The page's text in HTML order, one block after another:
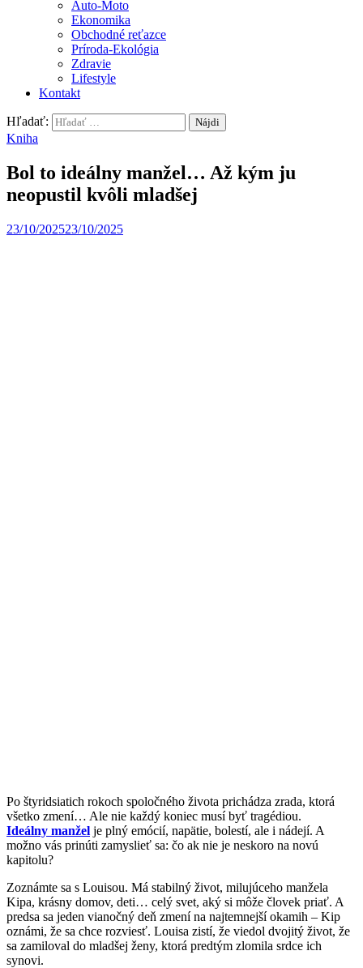
Auto-Moto
Ekonomika
Obchodné reťazce
Príroda-Ekológia
Zdravie
Lifestyle
Kontakt
Hľadať:
Kniha
Bol to ideálny manžel… Až kým ju
neopustil kvôli mladšej
23/10/202523/10/2025
Po štyridsiatich rokoch spoločného života prichádza zrada, ktorá
všetko zmení… Ale nie každý koniec musí byť tragédiou.
Ideálny manžel je plný emócií, napätie, bolestí, ale i nádejí. A
možno vás prinúti zamyslieť sa: čo ak nie je neskoro na novú
kapitolu?
Zoznámte sa s Louisou. Má stabilný život, milujúceho manžela
Kipa, krásny domov, deti… celý svet, aký si môže človek priať. A
predsa sa jeden vianočný deň zmení na najtemnejší okamih – Kip
oznámi, že sa chce rozviesť. Louisa zistí, že viedol dvojitý život, že
sa zamiloval do mladšej ženy, ktorá predtým zlomila srdce ich
synovi.